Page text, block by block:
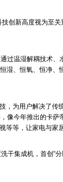
创新高度视为至关
过温湿解耦技术、
湿、恒氧、恒净、
，为用户解决了传
像今年推出的卡萨
等等，让家电与家
干集成机，首创“分